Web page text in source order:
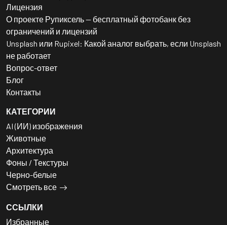
Лицензия
О проекте Рупиксель — бесплатный фотобанк без
ограничений и лицензий
Unsplash или Rupixel: Какой аналог выбрать, если Unsplash
не работает
Вопрос-ответ
Блог
Контакты
КАТЕГОРИИ
AI (ИИ) изображения
Животные
Архитектура
Фоны / Текстуры
Черно-белые
Смотреть все
ССЫЛКИ
Избранные